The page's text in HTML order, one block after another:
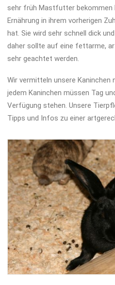
sehr früh Mastfutter
Ernährung in ihrem vorherigen
hat. Sie wird sehr schnell dick
daher sollte auf eine fettarme,
sehr geachtet werden.
Wir vermitteln unsere Kaninchen
jedem Kaninchen müssen Tag
Verfügung stehen. Unsere
Tipps und Infos zu einer